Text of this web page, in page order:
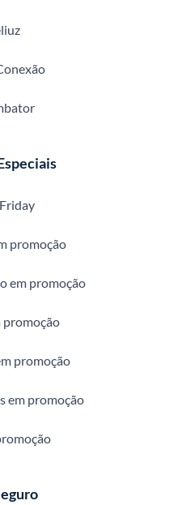
promoção
em promoção
promoção
promoção
em promoção